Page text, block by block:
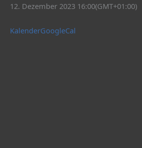
12. Dezember 2023 16:00(GMT+01:00)
KalenderGoogleCal